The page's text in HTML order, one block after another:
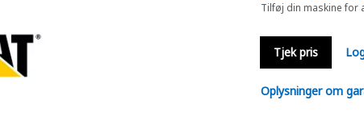
Tilføj din maskine for
Tjek pris
Oplysninger om